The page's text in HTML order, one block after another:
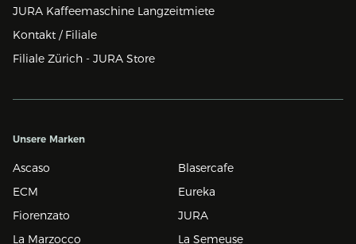
JURA Kaffeemaschine Langzeitmiete
Kontakt / Filiale
Filiale Zürich - JURA Store
Unsere Marken
Ascaso
Blasercafe
ECM
Eureka
Fiorenzato
JURA
La Marzocco
La Semeuse